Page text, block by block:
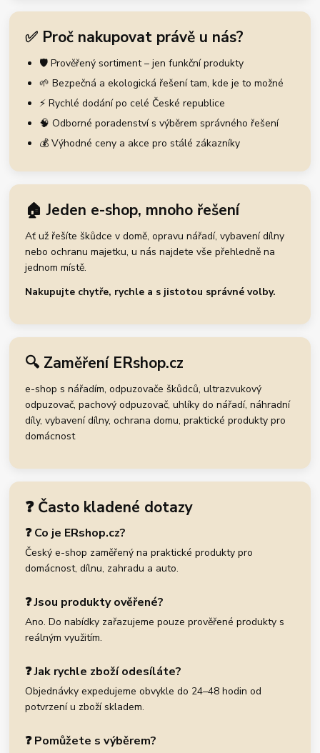
✅ Proč nakupovat právě u nás?
🛡️ Prověřený sortiment – jen funkční produkty
🌱 Bezpečná a ekologická řešení tam, kde je to možné
⚡ Rychlé dodání po celé České republice
🧠 Odborné poradenství s výběrem správného řešení
💰 Výhodné ceny a akce pro stálé zákazníky
🏠 Jeden e-shop, mnoho řešení
Ať už řešíte škůdce v domě, opravu nářadí, vybavení dílny
nebo ochranu majetku, u nás najdete vše přehledně na
jednom místě.
Nakupujte chytře, rychle a s jistotou správné volby.
🔍 Zaměření ERshop.cz
e-shop s nářadím, odpuzovače škůdců, ultrazvukový
odpuzovač, pachový odpuzovač, uhlíky do nářadí, náhradní
díly, vybavení dílny, ochrana domu, praktické produkty pro
domácnost
❓ Často kladené dotazy
❓ Co je ERshop.cz?
Český e-shop zaměřený na praktické produkty pro
domácnost, dílnu, zahradu a auto.
❓ Jsou produkty ověřené?
Ano. Do nabídky zařazujeme pouze prověřené produkty s
reálným využitím.
❓ Jak rychle zboží odesíláte?
Objednávky expedujeme obvykle do 24–48 hodin od
potvrzení u zboží skladem.
❓ Pomůžete s výběrem?